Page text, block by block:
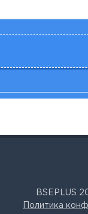
BSEPLUS
Политика